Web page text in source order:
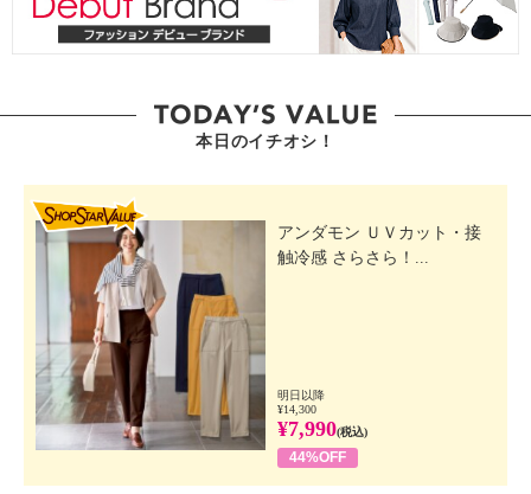
本日のイチオシ！
アンダモン ＵＶカット・接
触冷感 さらさら！...
明日以降
¥14,300
¥7,990(税込)
44%OFF